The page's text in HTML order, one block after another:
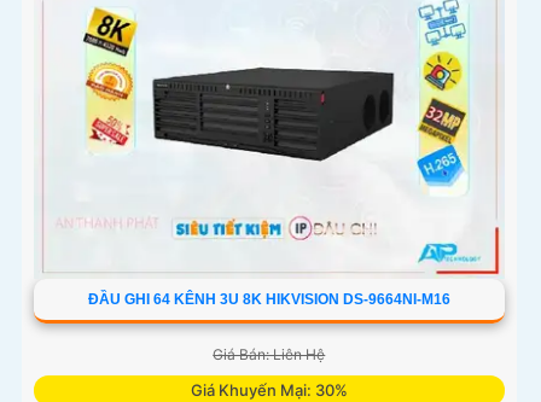
ĐẦU GHI 64 KÊNH 3U 8K HIKVISION DS-9664NI-M16
Giá Bán: Liên Hệ
Giá Khuyến Mại: 30%